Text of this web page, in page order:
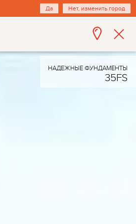
Да Нет, изменить город
НАДЕЖНЫЕ ФУНДАМЕНТЫ
35FS